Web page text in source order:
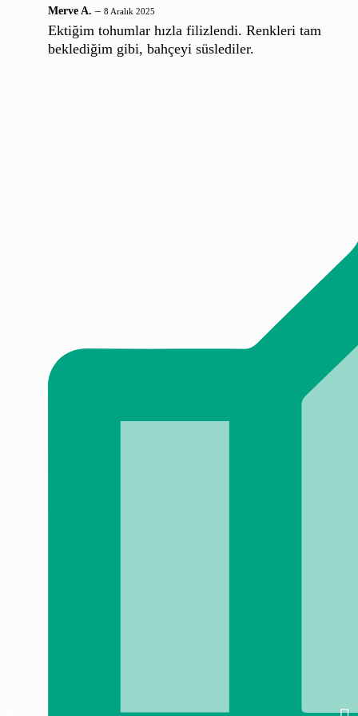
Merve A. – 8 Aralık 2025
Ektiğim tohumlar hızla filizlendi. Renkleri tam
beklediğim gibi, bahçeyi süslediler.